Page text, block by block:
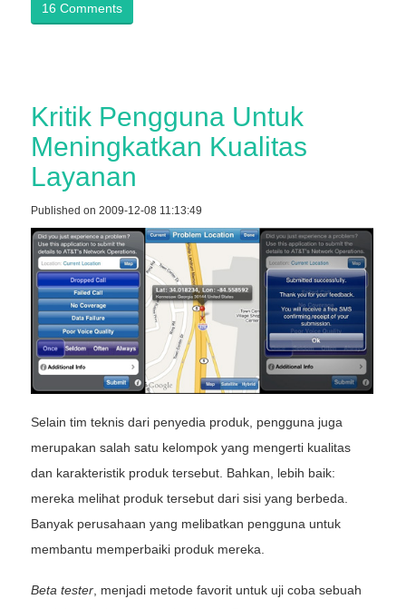
16 Comments
Kritik Pengguna Untuk
Meningkatkan Kualitas
Layanan
Published on 2009-12-08 11:13:49
Selain tim teknis dari penyedia produk, pengguna juga
merupakan salah satu kelompok yang mengerti kualitas
dan karakteristik produk tersebut. Bahkan, lebih baik:
mereka melihat produk tersebut dari sisi yang berbeda.
Banyak perusahaan yang melibatkan pengguna untuk
membantu memperbaiki produk mereka.
Beta tester , menjadi metode favorit untuk uji coba sebuah